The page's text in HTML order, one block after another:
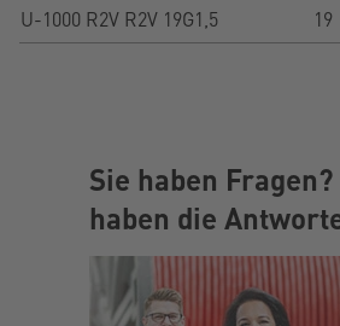
U-1000 R2V R2V 19G1,5
19
Sie haben
haben die